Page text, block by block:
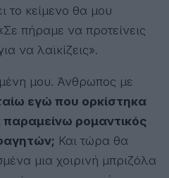
το κείμενο θα μου
πήραμε να προτείνεις
να λαϊκίζεις».
μου. Άνθρωπος με
εγώ που ορκίστηκα
παραμείνω ρομαντικός
Και τώρα θα
μια χοιρινή μπριζόλα